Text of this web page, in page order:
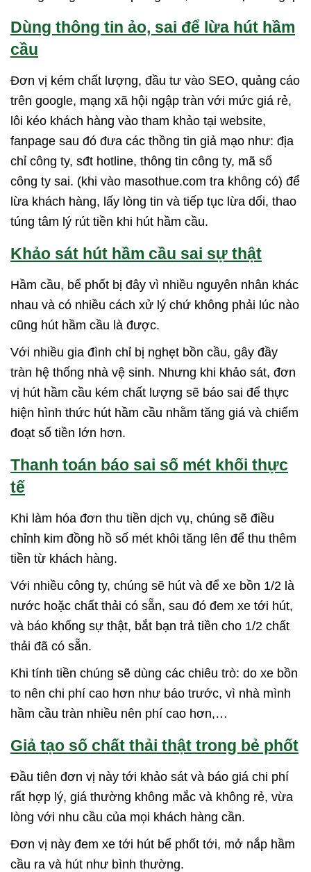
Dùng thông tin ảo, sai để lừa hút hầm
cầu
Đơn vị kém chất lượng, đầu tư vào SEO, quảng cáo
trên google, mạng xã hội ngập tràn với mức giá rẻ,
lôi kéo khách hàng vào tham khảo tại website,
fanpage sau đó đưa các thồng tin giả mạo như: địa
chỉ công ty, sđt hotline, thông tin công ty, mã số
công ty sai. (khi vào masothue.com tra không có) để
lừa khách hàng, lấy lòng tin và tiếp tục lừa dối, thao
túng tâm lý rút tiền khi hút hầm cầu.
Khảo sát hút hầm cầu sai sự thật
Hầm cầu, bể phốt bị đây vì nhiều nguyên nhân khác
nhau và có nhiều cách xử lý chứ không phải lúc nào
cũng hút hầm cầu là được.
Với nhiều gia đình chỉ bị nghẹt bồn cầu, gây đầy
tràn hệ thống nhà vệ sinh. Nhưng khi khảo sát, đơn
vị hút hầm cầu kém chất lượng sẽ báo sai để thực
hiện hình thức hút hầm cầu nhằm tăng giá và chiếm
đoạt số tiền lớn hơn.
Thanh toán báo sai số mét khối thực
tế
Khi làm hóa đơn thu tiền dịch vụ, chúng sẽ điều
chỉnh kim đồng hồ số mét khôi tăng lên để thu thêm
tiền từ khách hàng.
Với nhiều công ty, chúng sẽ hút và để xe bồn 1/2 là
nước hoặc chất thải có sẵn, sau đó đem xe tới hút,
và báo khống sự thật, bắt bạn trả tiền cho 1/2 chất
thải đã có sẵn.
Khi tính tiền chúng sẽ dùng các chiêu trò: do xe bồn
to nên chi phí cao hơn như báo trước, vì nhà mình
hầm cầu tràn nhiều nên phí cao hơn,…
Giả tạo số chất thải thật trong bẻ phốt
Đầu tiên đơn vị này tới khảo sát và báo giá chi phí
rất hợp lý, giá thường không mắc và không rẻ, vừa
lòng với nhu cầu của mọi khách hàng cần.
Đơn vị này đem xe tới hút bể phốt tới, mở nắp hầm
cầu ra và hút như bình thường.